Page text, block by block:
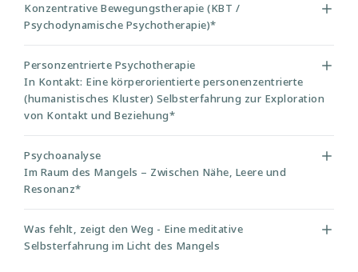
Konzentrative Bewegungstherapie (KBT /
Psychodynamische Psychotherapie)*
Personzentrierte Psychotherapie
In Kontakt: Eine körperorientierte personenzentrierte
(humanistisches Kluster) Selbsterfahrung zur Exploration
von Kontakt und Beziehung*
Psychoanalyse
Im Raum des Mangels – Zwischen Nähe, Leere und
Resonanz*
Was fehlt, zeigt den Weg - Eine meditative
Selbsterfahrung im Licht des Mangels